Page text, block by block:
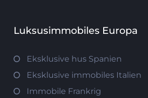
Luksusimmobiles Europa
Eksklusive hus Spanien
Eksklusive immobiles Italien
Immobile Frankrig